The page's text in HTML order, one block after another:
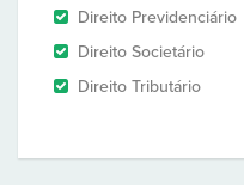
Direito Previdenciário
Direito Societário
Direito Tributário